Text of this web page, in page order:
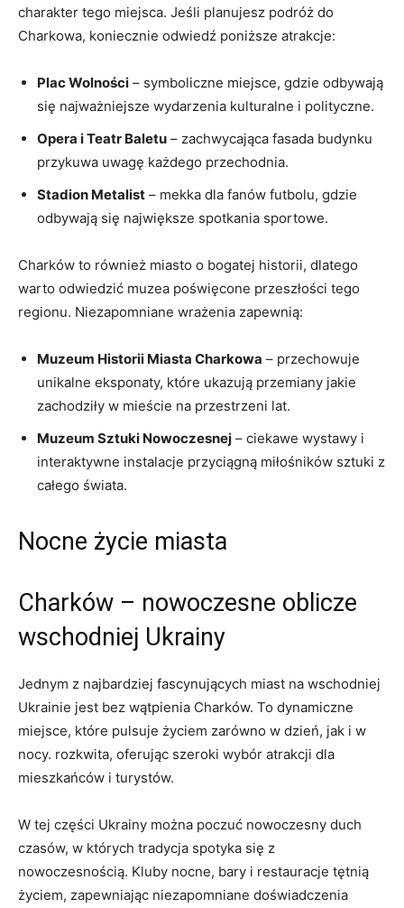
charakter tego miejsca. Jeśli planujesz podróż do
Charkowa, koniecznie odwiedź poniższe atrakcje:
Plac​ Wolności – ⁣symboliczne miejsce, gdzie odbywają⁤
się najważniejsze wydarzenia kulturalne i polityczne.
Opera i ‌Teatr Baletu – zachwycająca fasada budynku
⁣przykuwa uwagę każdego ‌przechodnia.
Stadion Metalist – mekka dla fanów futbolu, gdzie
odbywają ⁤się największe spotkania sportowe.
Charków to również miasto o bogatej historii, dlatego
⁤warto odwiedzić muzea poświęcone przeszłości tego
regionu. Niezapomniane wrażenia zapewnią:
Muzeum Historii Miasta Charkowa – przechowuje
unikalne eksponaty, które ukazują przemiany jakie
zachodziły w mieście na ⁣przestrzeni ⁢lat.
Muzeum Sztuki Nowoczesnej – ciekawe ⁣wystawy i
interaktywne instalacje⁣ przyciągną miłośników sztuki z
całego świata.
Nocne życie‍ miasta
Charków –​ nowoczesne oblicze
wschodniej Ukrainy
Jednym z najbardziej fascynujących miast na​ wschodniej​
Ukrainie jest bez wątpienia Charków. To dynamiczne
miejsce, które pulsuje życiem ⁢zarówno w⁤ dzień, jak i w
nocy. rozkwita, oferując szeroki wybór atrakcji dla‌
mieszkańców i turystów.
W ⁤tej ‍części Ukrainy można poczuć nowoczesny duch
czasów,‌ w których tradycja⁢ spotyka się z
nowoczesnością. Kluby ⁤nocne, bary i ⁤restauracje tętnią
‍życiem, zapewniając niezapomniane doświadczenia